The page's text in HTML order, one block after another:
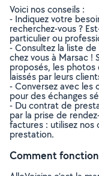
Voici nos conseils :
- Indiquez votre
recherchez-vous ?
particulier ou
- Consultez la liste
chez vous à Marsac !
proposés, les photos
laissés par leurs
- Conversez avec les
pour des échanges
- Du contrat de
par la prise de
factures : utilisez
prestation.
Comment